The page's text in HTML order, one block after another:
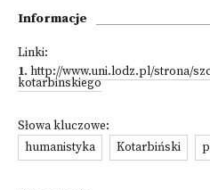
Informacje
Linki:
1. http://www.uni.lodz.pl/strona/
kotarbinskiego
Słowa kluczowe:
humanistyka
Kotarbiński